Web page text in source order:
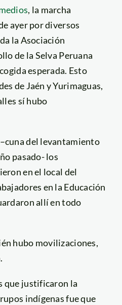
, la marcha
ayer por diversos
la Asociación
de la Selva Peruana
esperada. Esto
de Jaén y Yurimaguas,
sí hubo
–cuna del levantamiento
pasado- los
en el local del
en la Educación
allí en todo
hubo movilizaciones,
que justificaron la
indígenas fue que